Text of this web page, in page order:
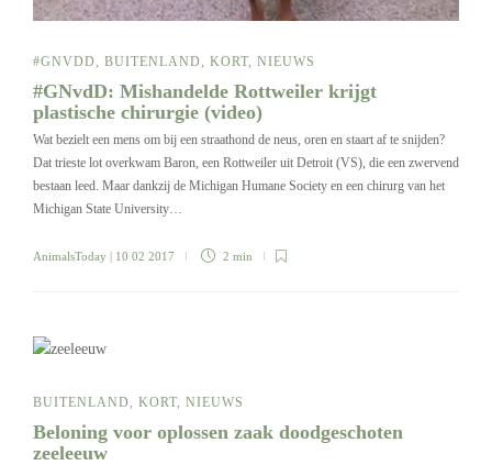
#GNVDD BUITENLAND KORT NIEUWS
#GNvdD: Mishandelde Rottweiler krijgt
plastische chirurgie (video)
Wat bezielt een mens om bij een straathond de neus, oren en staart af te snijden?
Dat trieste lot overkwam Baron, een Rottweiler uit Detroit (VS), die een zwervend
bestaan leed. Maar dankzij de Michigan Humane Society en een chirurg van het
Michigan State University…
AnimalsToday | 10 02 2017 2 min
BUITENLAND, KORT, NIEUWS
Beloning voor oplossen zaak doodgeschoten
zeeleeuw